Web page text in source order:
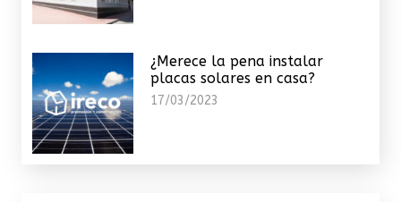
¿Merece la pena instalar
placas solares en casa?
17/03/2023